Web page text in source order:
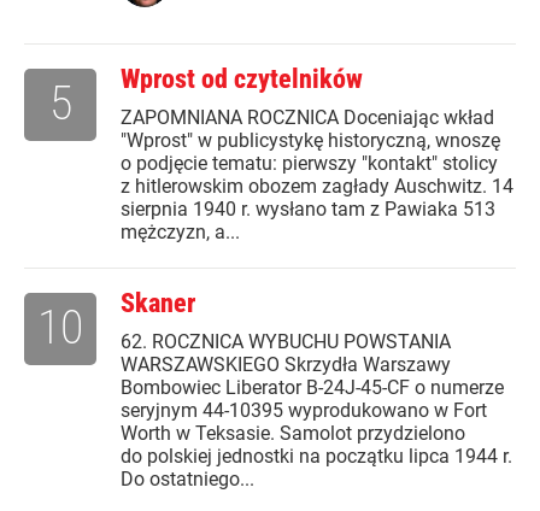
Wprost od czytelników
ZAPOMNIANA ROCZNICA Doceniając wkład
"Wprost" w publicystykę historyczną, wnoszę
o podjęcie tematu: pierwszy "kontakt" stolicy
z hitlerowskim obozem zagłady Auschwitz. 14
sierpnia 1940 r. wysłano tam z Pawiaka 513
mężczyzn, a...
5
Skaner
62. ROCZNICA WYBUCHU POWSTANIA
WARSZAWSKIEGO Skrzydła Warszawy
Bombowiec Liberator B-24J-45-CF o numerze
seryjnym 44-10395 wyprodukowano w Fort
Worth w Teksasie. Samolot przydzielono
do polskiej jednostki na początku lipca 1944 r.
Do ostatniego...
10